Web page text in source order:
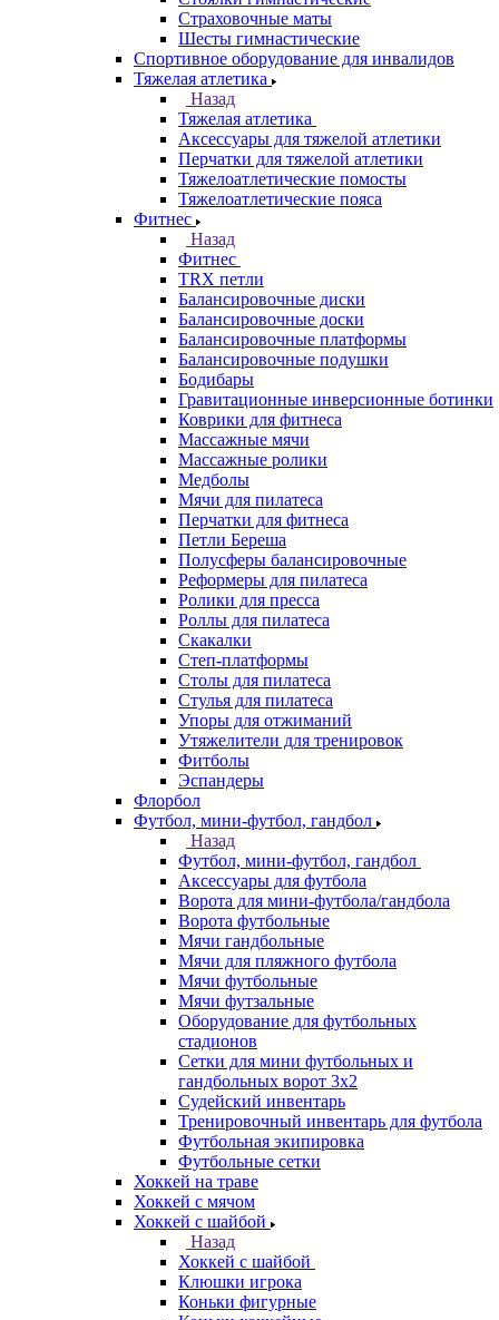
Страховочные маты
Шесты гимнастические
Спортивное оборудование для инвалидов
Тяжелая атлетика
Назад
Тяжелая атлетика
Аксессуары для тяжелой атлетики
Перчатки для тяжелой атлетики
Тяжелоатлетические помосты
Тяжелоатлетические пояса
Фитнес
Назад
Фитнес
TRX петли
Балансировочные диски
Балансировочные доски
Балансировочные платформы
Балансировочные подушки
Бодибары
Гравитационные инверсионные ботинки
Коврики для фитнеса
Массажные мячи
Массажные ролики
Медболы
Мячи для пилатеса
Перчатки для фитнеса
Петли Береша
Полусферы балансировочные
Реформеры для пилатеса
Ролики для пресса
Роллы для пилатеса
Скакалки
Степ-платформы
Столы для пилатеса
Стулья для пилатеса
Упоры для отжиманий
Утяжелители для тренировок
Фитболы
Эспандеры
Флорбол
Футбол, мини-футбол, гандбол
Назад
Футбол, мини-футбол, гандбол
Аксессуары для футбола
Ворота для мини-футбола/гандбола
Ворота футбольные
Мячи гандбольные
Мячи для пляжного футбола
Мячи футбольные
Мячи футзальные
Оборудование для футбольных
стадионов
Сетки для мини футбольных и
гандбольных ворот 3х2
Судейский инвентарь
Тренировочный инвентарь для футбола
Футбольная экипировка
Футбольные сетки
Хоккей на траве
Хоккей с мячом
Хоккей с шайбой
Назад
Хоккей с шайбой
Клюшки игрока
Коньки фигурные